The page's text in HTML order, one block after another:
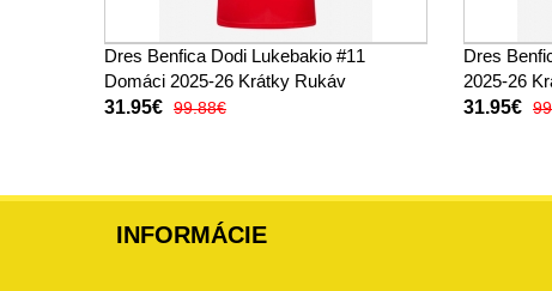
Dres Benfica Dodi Lukebakio #11
Domáci 2025-26 Krátky Rukáv
31.95€ 99.88€
Dres
2025-26
31.95€
INFORMÁCIE